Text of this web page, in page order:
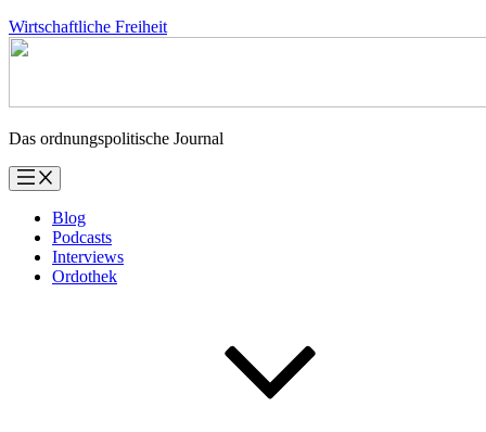
Zum
Inhalt
Wirtschaftliche Freiheit
Das ordnungspolitische Journal
Blog
Podcasts
Interviews
Ordothek